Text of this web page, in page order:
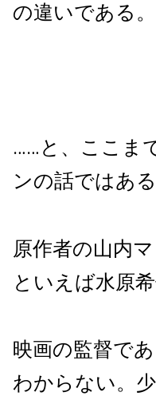
の違いである。
……と、ここま
ンの話ではある
原作者の山内
といえば水原
映画の監督で
わからない。